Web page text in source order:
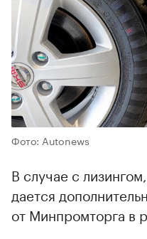
Фото: Autonews
В случае с
дается
от Минпромторга в